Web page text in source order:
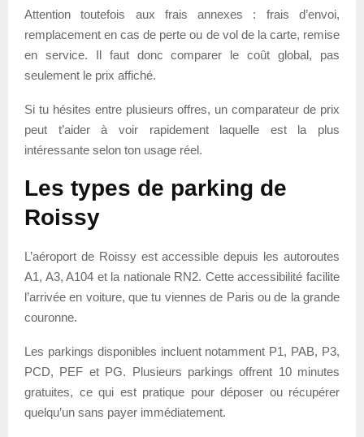
Attention toutefois aux frais annexes : frais d’envoi,
remplacement en cas de perte ou de vol de la carte, remise
en service. Il faut donc comparer le coût global, pas
seulement le prix affiché.
Si tu hésites entre plusieurs offres, un comparateur de prix
peut t’aider à voir rapidement laquelle est la plus
intéressante selon ton usage réel.
Les types de parking de
Roissy
L’aéroport de Roissy est accessible depuis les autoroutes
A1, A3, A104 et la nationale RN2. Cette accessibilité facilite
l’arrivée en voiture, que tu viennes de Paris ou de la grande
couronne.
Les parkings disponibles incluent notamment P1, PAB, P3,
PCD, PEF et PG. Plusieurs parkings offrent 10 minutes
gratuites, ce qui est pratique pour déposer ou récupérer
quelqu’un sans payer immédiatement.